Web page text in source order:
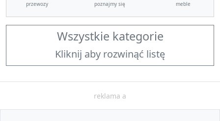
przewozy poznajmy się meble
Wszystkie kategorie
Kliknij aby rozwinąć listę
reklama a